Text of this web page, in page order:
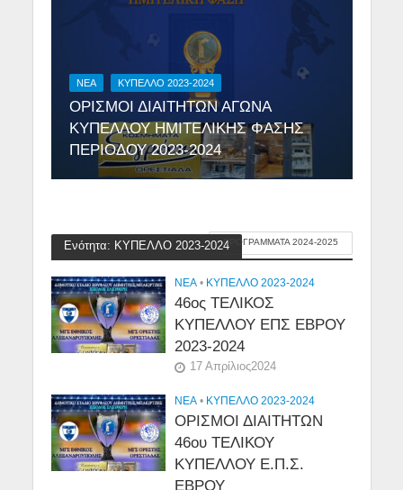
NEA ΚΥΠΕΛΛΟ 2023-2024
ΟΡΙΣΜΟΙ ΔΙΑΙΤΗΤΩΝ ΑΓΩΝΑ
ΚΥΠΕΛΛΟΥ ΗΜΙΤΕΛΙΚΗΣ ΦΑΣΗΣ
ΠΕΡΙΟΔΟΥ 2023-2024
Ενότητα: ΚΥΠΕΛΛΟ 2023-2024ΠΡΟΓΡΑΜΜΑΤΑ 2024-2025
NEA • ΚΥΠΕΛΛΟ 2023-2024
46ος ΤΕΛΙΚΟΣ
ΚΥΠΕΛΛΟΥ ΕΠΣ ΕΒΡΟΥ
2023-2024
17 Απρίλιος2024
NEA • ΚΥΠΕΛΛΟ 2023-2024
ΟΡΙΣΜΟΙ ΔΙΑΙΤΗΤΩΝ
46ου ΤΕΛΙΚΟΥ
ΚΥΠΕΛΛΟΥ Ε.Π.Σ.
ΕΒΡΟΥ